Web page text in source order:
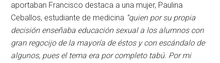
aportaban Francisco destaca a una mujer, Paulina
Ceballos, estudiante de medicina “quien por su propia
decisión enseñaba educación sexual a los alumnos con
gran regocijo de la mayoría de éstos y con escándalo de
algunos, pues el tema era por completo tabú. Por mi